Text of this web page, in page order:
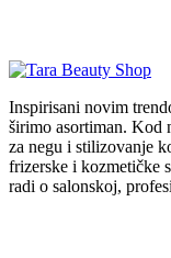
Inspirisani novim
širimo asortiman. Kod
za negu i stilizovanje
frizerske i kozmetičke
radi o salonskoj,